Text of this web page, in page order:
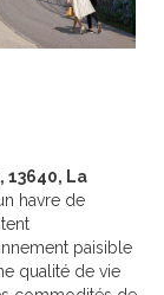
13640, La
havre de
paisible
qualité de vie